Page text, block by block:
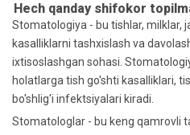
Hech qanday shifokor
Stomatologiya - bu tishlar, milklar,
kasalliklarni tashxislash va
ixtisoslashgan sohasi.
holatlarga tish go'shti kasalliklari,
bo'shlig'i infektsiyalari kiradi.
Stomatologlar - bu keng qamrovli